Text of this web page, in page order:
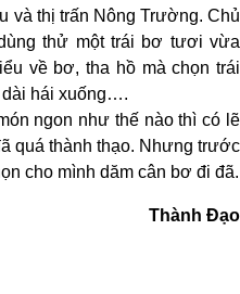
và thị trấn Nông Trường. Chủ
thử một trái bơ tươi vừa
về bơ, tha hồ mà chọn trái
dài hái xuống….
ngon như thế nào thì có lẽ
quá thành thạo. Nhưng trước
cho mình dăm cân bơ đi đã.
Thành Đạo